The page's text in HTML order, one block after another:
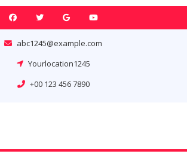
abc1245@example.com
Yourlocation1245
+00 123 456 7890